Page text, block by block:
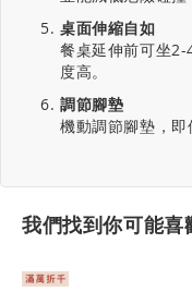
桌面伸縮自如
餐桌延伸前可坐
度高。
調節腳墊
機動調節腳墊，
我們找到你可能喜